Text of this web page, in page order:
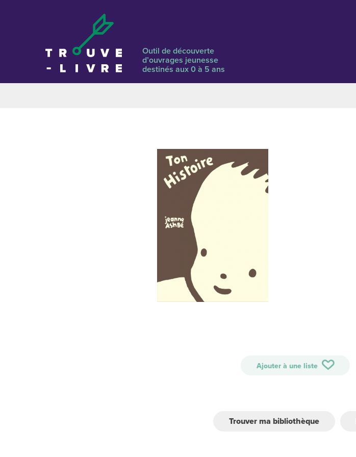
Outil de découverte
d’ouvrages jeunesse
destinés aux 0 à 5 ans
Ajouter à une liste
Trouver ma bibliothèque